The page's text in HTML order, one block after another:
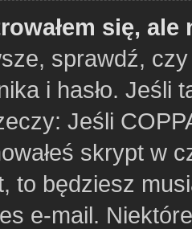
się,
sprawdź,
i hasło. Jeśli
Jeśli
skrypt w
to będziesz
e-mail.